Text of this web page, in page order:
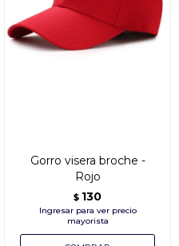
Gorro visera broche -
Rojo
$ 130